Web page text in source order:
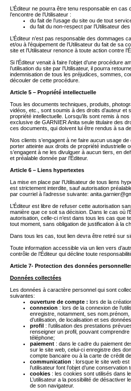
L’Éditeur ne pourra être tenu responsable en cas
l’encontre de l’Utilisateur :
du fait de l’usage du site ou de tout
du fait du non-respect par l’Utilisateur
L’Éditeur n’est pas responsable des dommages
et/ou à l’équipement de l’Utilisateur du fait de sa
site et l’Utilisateur renonce à toute action contre
Si l’Éditeur venait à faire l’objet d’une procédure
l’utilisation du site par l’Utilisateur, il pourra
indemnisation de tous les préjudices, sommes,
découler de cette procédure.
Article 5 – Propriété intellectuelle
Tous les documents techniques, produits,
vidéos, etc., sont soumis à des droits d’auteur et
propriété intellectuelle. Lorsqu’ils sont remis à
exclusive de GARNIER Anita seule titulaire des
ces documents, qui doivent lui être rendus à sa
Nos clients s’engagent à ne faire aucun usage
porter atteinte aux droits de propriété industrielle
s’engagent à ne les divulguer à aucun tiers, en
et préalable donnée par l’Éditeur.
Article 6 – Liens hypertextes
La mise en place par l’Utilisateur de tous liens
est strictement interdite, sauf autorisation
par courriel à l’adresse suivante:
L’Éditeur est libre de refuser cette autorisation
manière que ce soit sa décision. Dans le cas où
autorisation, celle-ci n’est dans tous les cas que
tout moment, sans obligation de justification à la
Dans tous les cas, tout lien devra être retiré sur
Toute information accessible via un lien vers
contrôle de l’Éditeur qui décline toute
Article 7- Protection des données
Données collectées
Les données à caractère personnel qui sont
suivantes:
ouverture de compte : lors de la
connexion : lors de la connexion de
enregistre, notamment, ses
d’utilisation, de localisation et ses
profil : l’utilisation des prestations
renseigner un profil, pouvant
téléphone;
paiement : dans le cadre du paiement
sur le site web, celui-ci enregistre des
compte bancaire ou à la carte de crédit de
communication : lorsque le site web
l’utilisateur font l’objet d’une conservation
cookies : les cookies sont utilisés dans
L’utilisateur a la possibilité de désactiver
de son navigateur.